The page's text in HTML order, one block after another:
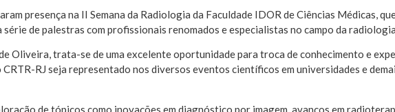
presença na II Semana da Radiologia da Faculdade IDOR de Ciências Médicas,
de palestras com profissionais renomados e especialistas no campo da
Oliveira, trata-se de uma excelente oportunidade para troca de conhecimento e
RJ seja representado nos diversos eventos científicos em universidades e
de tópicos como inovações em diagnóstico por imagem, avanços em